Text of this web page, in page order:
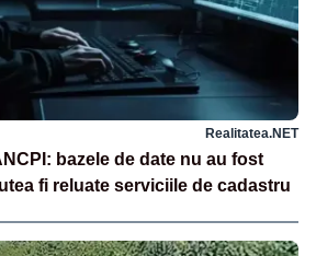
Realitatea.NET
bazele de date nu au fost
fi reluate serviciile de cadastru